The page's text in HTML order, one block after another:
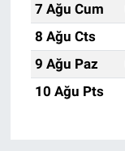
7 Ağu Cum
8 Ağu Cts
9 Ağu Paz
10 Ağu Pts